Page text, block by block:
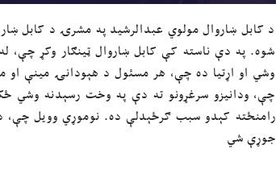
د کابل ښاروال مولوي عبدالرشید په مشرۍ د کابل
شوه. په دې ناسته کې کابل ښاروال ټینګار وکړ چې،
وشي او اړتیا ده چې، هر مسئول د هېودانۍ مینې او
چې، ودانیزو سرغړونو ته دې په وخت رسېدنه وشي
رامنځته کېدو سبب ګرځېدلې ده. نوموړي وویل
جوړې شي